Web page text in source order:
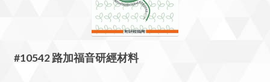
#10542 路加福音研經材料